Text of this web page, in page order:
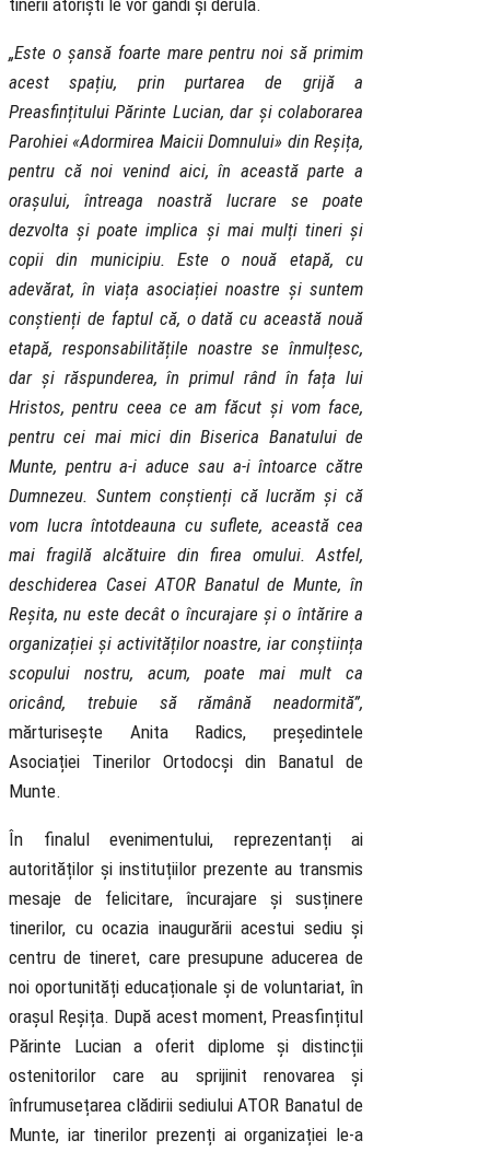
tinerii atoriști le vor gândi și derula.
„Este o șansă foarte mare pentru noi să primim
acest spațiu, prin purtarea de grijă a
Preasfințitului Părinte Lucian, dar și colaborarea
Parohiei «Adormirea Maicii Domnului» din Reșița,
pentru că noi venind aici, în această parte a
orașului, întreaga noastră lucrare se poate
dezvolta și poate implica și mai mulți tineri și
copii din municipiu. Este o nouă etapă, cu
adevărat, în viața asociației noastre și suntem
conștienți de faptul că, o dată cu această nouă
etapă, responsabilitățile noastre se înmulțesc,
dar și răspunderea, în primul rând în fața lui
Hristos, pentru ceea ce am făcut și vom face,
pentru cei mai mici din Biserica Banatului de
Munte, pentru a-i aduce sau a-i întoarce către
Dumnezeu. Suntem conștienți că lucrăm și că
vom lucra întotdeauna cu suflete, această cea
mai fragilă alcătuire din firea omului. Astfel,
deschiderea Casei ATOR Banatul de Munte, în
Reșita, nu este decât o încurajare și o întărire a
organizației și activităților noastre, iar conștiința
scopului nostru, acum, poate mai mult ca
oricând, trebuie să rămână neadormită”,
mărturisește Anita Radics, președintele
Asociației Tinerilor Ortodocși din Banatul de
Munte.
În finalul evenimentului, reprezentanți ai
autorităților și instituțiilor prezente au transmis
mesaje de felicitare, încurajare și susținere
tinerilor, cu ocazia inaugurării acestui sediu și
centru de tineret, care presupune aducerea de
noi oportunități educaționale și de voluntariat, în
orașul Reșița. După acest moment, Preasfințitul
Părinte Lucian a oferit diplome și distincții
ostenitorilor care au sprijinit renovarea și
înfrumusețarea clădirii sediului ATOR Banatul de
Munte, iar tinerilor prezenți ai organizației le-a